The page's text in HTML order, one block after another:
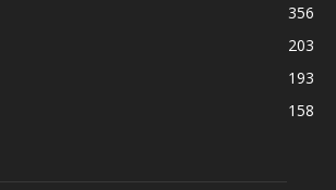
356
203
193
158